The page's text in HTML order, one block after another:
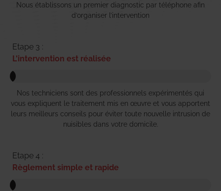
Nous établissons un premier diagnostic par téléphone afin
d’organiser l’intervention
Etape 3 :
L'intervention est réalisée
Nos techniciens sont des professionnels expérimentés qui
vous expliquent le traitement mis en œuvre et vous apportent
leurs meilleurs conseils pour éviter toute nouvelle intrusion de
nuisibles dans votre domicile.
Etape 4 :
Règlement simple et rapide